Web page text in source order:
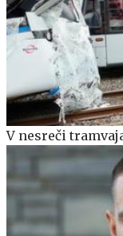
V nesreči